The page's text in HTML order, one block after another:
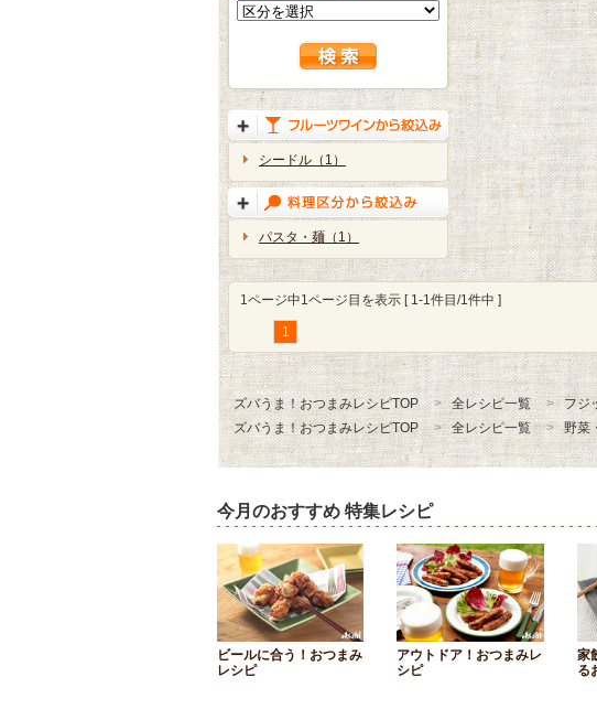
シードル（1）
パスタ・麺（1）
1ページ中1ページ目を表示 [ 1-1件目/1件中 ]
1
ズバうま！おつまみレシピTOP 全レシピ一覧
フジ
ズバうま！おつまみレシピTOP
全レシピ一覧 野菜
今月のおすすめ 特集レシピ
ビールに合う！おつまみ
レシピ
アウトドア！おつまみレ
シピ
家
る